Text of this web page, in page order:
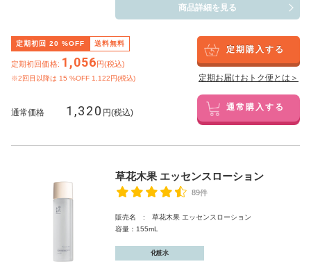
商品詳細を見る
定期初回 20 %OFF 送料無料
定期初回価格: 1,056円(税込)
※2回目以降は 15 %OFF 1,122円(税込)
定期購入する
定期お届けおトク便とは＞
通常価格 1,320 円(税込) 通常購入する
草花木果 エッセンスローション
89件
販売名 : 草花木果 エッセンスローション
容量：155mL
化粧水